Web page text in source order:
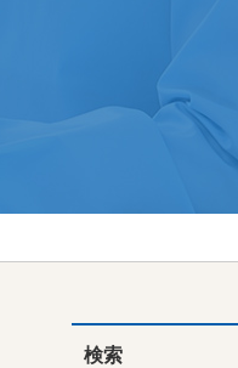
検索